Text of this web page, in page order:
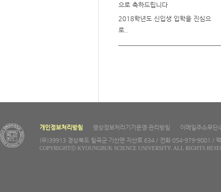
2018학년도 신입생 입학을 진심으
로..
개인정보처리방침 영상정보처리기기운영·관리방침
이메일주소무단
(우)39913 경상북도 칠곡군 기산면 지산로 634 / 전화 054-979-9001 /
COPYRIGHTⓒ KYOUNGBUK SCIENCE UNIVERSITY. ALL RIGHTS